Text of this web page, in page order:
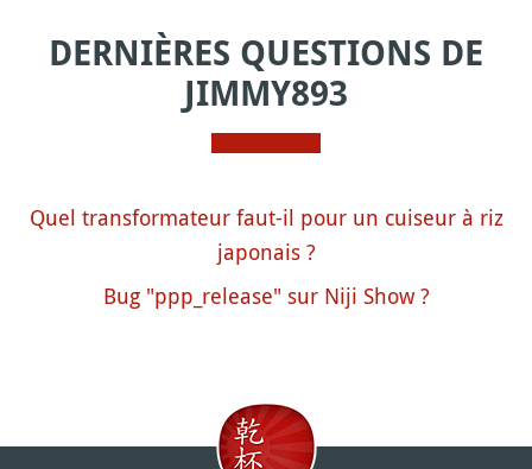
DERNIÈRES QUESTIONS DE
JIMMY893
Quel transformateur faut-il pour un cuiseur à riz
japonais ?
Bug "ppp_release" sur Niji Show ?